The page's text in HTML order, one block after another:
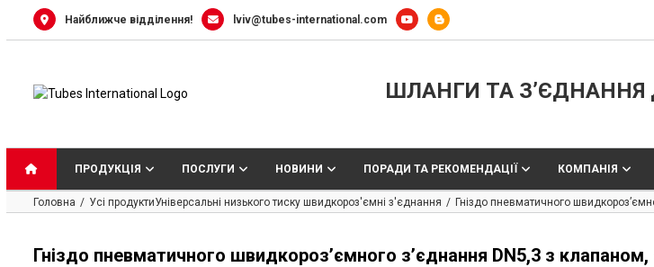
Найближче відділення! lviv@tubes-international.com
ШЛАНГИ ТА
ПРОДУКЦІЯ ПОСЛУГИ НОВИНИ ПОРАДИ ТА РЕКОМЕНДАЦІЇ КОМПАНІЯ
Головна Усі продуктиУніверсальні низького тиску швидкороз'ємні з'єднання Гніздо пневматичного
Гніздо пневматичного швидкороз’ємного з’єднання DN5,3 з